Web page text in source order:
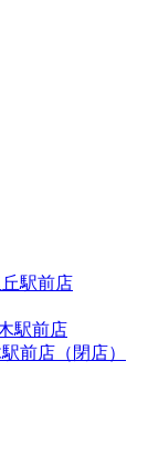
丘駅前店
駅前店
前店（閉店）